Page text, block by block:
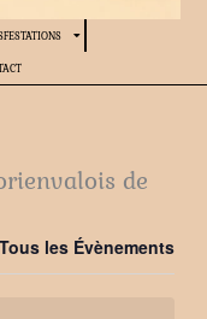
de
les Évènements